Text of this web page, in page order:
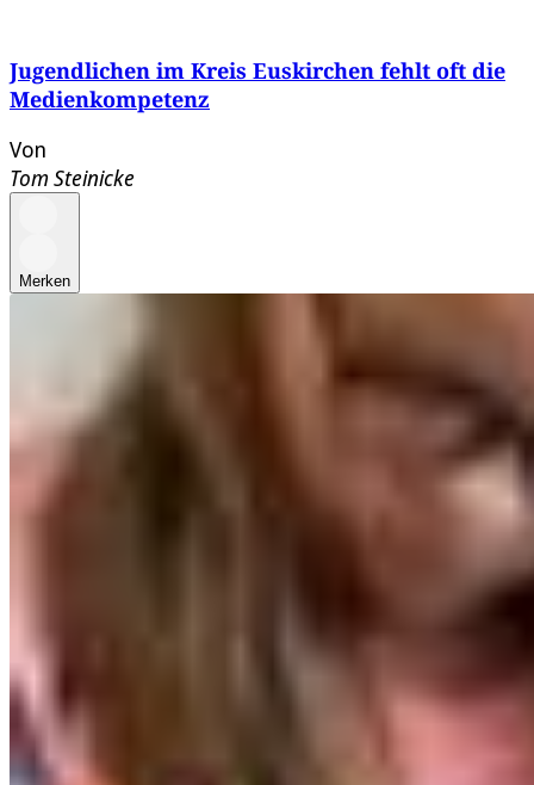
Jugendlichen im Kreis Euskirchen fehlt oft die
Medienkompetenz
Von
Tom Steinicke
Merken